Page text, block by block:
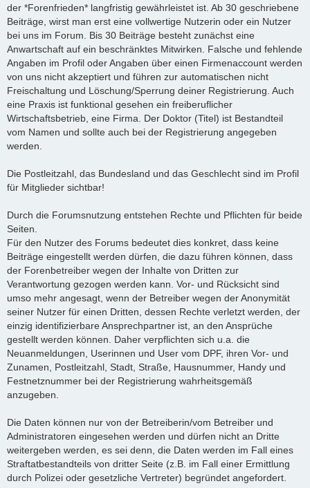
der *Forenfrieden* langfristig gewährleistet ist. Ab 30 geschriebene
Beiträge, wirst man erst eine vollwertige Nutzerin oder ein Nutzer
bei uns im Forum. Bis 30 Beiträge besteht zunächst eine
Anwartschaft auf ein beschränktes Mitwirken. Falsche und fehlende
Angaben im Profil oder Angaben über einen Firmenaccount werden
von uns nicht akzeptiert und führen zur automatischen nicht
Freischaltung und Löschung/Sperrung deiner Registrierung. Auch
eine Praxis ist funktional gesehen ein freiberuflicher
Wirtschaftsbetrieb, eine Firma. Der Doktor (Titel) ist Bestandteil
vom Namen und sollte auch bei der Registrierung angegeben
werden.
Die Postleitzahl, das Bundesland und das Geschlecht sind im Profil
für Mitglieder sichtbar!
Durch die Forumsnutzung entstehen Rechte und Pflichten für beide
Seiten.
Für den Nutzer des Forums bedeutet dies konkret, dass keine
Beiträge eingestellt werden dürfen, die dazu führen können, dass
der Forenbetreiber wegen der Inhalte von Dritten zur
Verantwortung gezogen werden kann. Vor- und Rücksicht sind
umso mehr angesagt, wenn der Betreiber wegen der Anonymität
seiner Nutzer für einen Dritten, dessen Rechte verletzt werden, der
einzig identifizierbare Ansprechpartner ist, an den Ansprüche
gestellt werden können. Daher verpflichten sich u.a. die
Neuanmeldungen, Userinnen und User vom DPF, ihren Vor- und
Zunamen, Postleitzahl, Stadt, Straße, Hausnummer, Handy und
Festnetznummer bei der Registrierung wahrheitsgemäß
anzugeben.
Die Daten können nur von der Betreiberin/vom Betreiber und
Administratoren eingesehen werden und dürfen nicht an Dritte
weitergeben werden, es sei denn, die Daten werden im Fall eines
Straftatbestandteils von dritter Seite (z.B. im Fall einer Ermittlung
durch Polizei oder gesetzliche Vertreter) begründet angefordert.